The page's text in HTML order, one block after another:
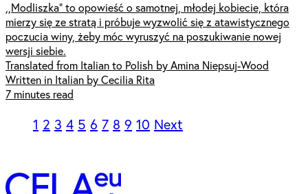
,,Modliszka” to opowieść o samotnej, młodej kobiecie, która
mierzy się ze stratą i próbuje wyzwolić się z atawistycznego
poczucia winy, żeby móc wyruszyć na poszukiwanie nowej
wersji siebie.
Translated from Italian to Polish by Amina Niepsuj-Wood
Written in Italian by Cecilia Rita
7 minutes read
1 2 3 4 5 6 7 8 9 10 Next